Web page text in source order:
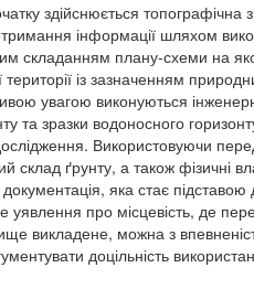
здійснюється топографічна
інформації шляхом
складанням плану-схеми на
із зазначенням
увагою виконуються
та зразки водоносного
Використовуючи
склад ґрунту, а також фізичні
яка стає
уявлення про місцевість, де
викладене, можна з
доцільність